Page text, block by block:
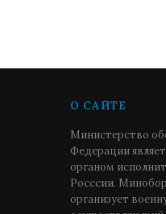
О САЙТЕ
Министерство
Федерации
органом
Росссии.
организует